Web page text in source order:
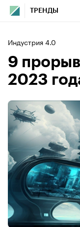
ТРЕНДЫ
Индустрия 4.0
9
2023